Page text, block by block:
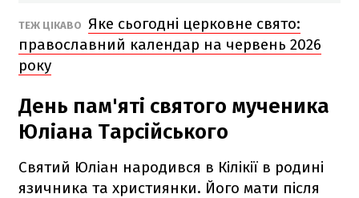
ТЕЖ ЦІКАВО
Яке сьогодні церковне свято:
православний календар на червень 2026
року
День пам'яті святого мученика
Юліана Тарсійського
Святий Юліан народився в Кілікії в родині
язичника та християнки. Його мати після